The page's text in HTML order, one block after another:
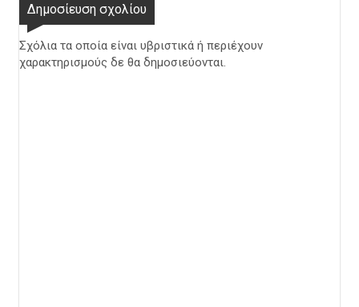
Δημοσίευση σχολίου
Σχόλια τα οποία είναι υβριστικά ή περιέχουν
χαρακτηρισμούς δε θα δημοσιεύονται.